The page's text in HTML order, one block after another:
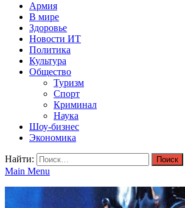
Армия
В мире
Здоровье
Новости ИТ
Политика
Культура
Общество
Туризм
Спорт
Криминал
Наука
Шоу-бизнес
Экономика
Найти:
Main Menu